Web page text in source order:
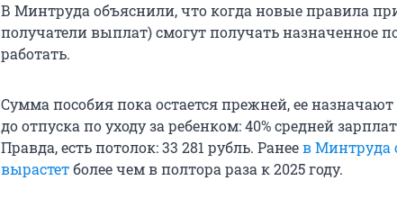
В Минтруда объяснили, что когда новые правила
получатели выплат) смогут получать назначенное
работать.
Сумма пособия пока остается прежней, ее
до отпуска по уходу за ребенком: 40% средней
Правда, есть потолок: 33 281 рубль. Ранеев Минтруда
вырастетболее чем в полтора раза к 2025 году.